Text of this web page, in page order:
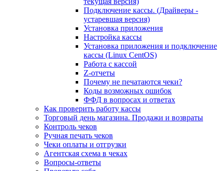
Подключение кассы. (Драйверы -
устаревшая версия)
Установка приложения
Настройка кассы
Установка приложения и подключение
кассы (Linux CentOS)
Работа с кассой
Z-отчеты
Почему не печатаются чеки?
Коды возможных ошибок
ФФД в вопросах и ответах
Как проверить работу кассы
Торговый день магазина. Продажи и возвраты
Контроль чеков
Ручная печать чеков
Чеки оплаты и отгрузки
Агентская схема в чеках
Вопросы-ответы